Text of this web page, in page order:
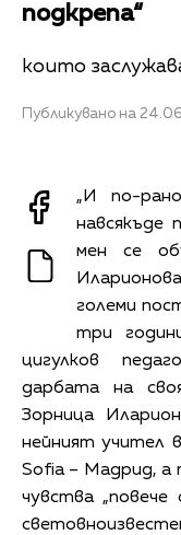
подкрепа“
които
Публикувано на
„И по-
навсякъде
мен се
големи
три
цигулков
дарбата на
Зорница
нейният учител
Sofia – Мадрид, а
чувства